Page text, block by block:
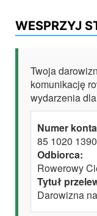
WESPRZYJ
Twoja
komunikację
wydarzenia
Numer
85 1020
Odbiorca:
Rowerowy
Tytuł
Darowizna